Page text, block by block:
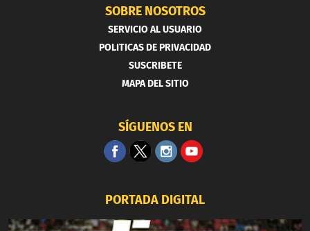
SOBRE NOSOTROS
SERVICIO AL USUARIO
POLITICAS DE PRIVACIDAD
SUSCRIBETE
MAPA DEL SITIO
SÍGUENOS EN
PORTADA DIGITAL